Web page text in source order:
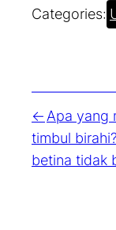
Categories:
Apa yang
timbul
betina tidak